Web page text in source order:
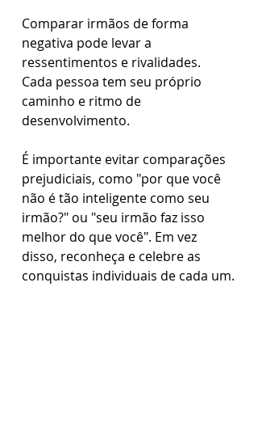
Comparar irmãos de forma
negativa pode levar a
ressentimentos e rivalidades.
Cada pessoa tem seu próprio
caminho e ritmo de
desenvolvimento.
É importante evitar comparações
prejudiciais, como "por que você
não é tão inteligente como seu
irmão?" ou "seu irmão faz isso
melhor do que você". Em vez
disso, reconheça e celebre as
conquistas individuais de cada um.